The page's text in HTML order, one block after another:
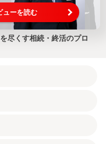
ューを読む
尽くす相続・終活のプロ